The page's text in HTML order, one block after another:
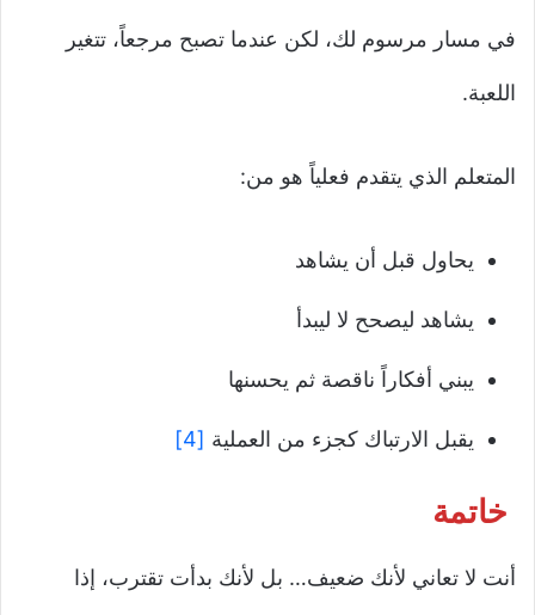
في مسار مرسوم لك، لكن عندما تصبح مرجعاً، تتغير
اللعبة.
المتعلم الذي يتقدم فعلياً هو من:
يحاول قبل أن يشاهد
يشاهد ليصحح لا ليبدأ
يبني أفكاراً ناقصة ثم يحسنها
يقبل الارتباك كجزء من العملية [4]
خاتمة
أنت لا تعاني لأنك ضعيف… بل لأنك بدأت تقترب، إذا